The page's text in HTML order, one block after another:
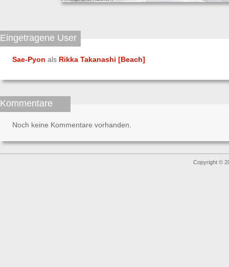
Eingetragene User
Sae-Pyon als Rikka Takanashi [Beach]
Kommentare
Noch keine Kommentare vorhanden.
Copyright ©